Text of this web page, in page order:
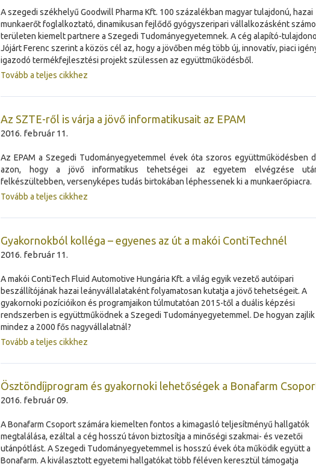
A szegedi székhelyű Goodwill Pharma Kft. 100 százalékban magyar tulajdonú, hazai
munkaerőt foglalkoztató, dinamikusan fejlődő gyógyszeripari vállalkozásként
területen kiemelt partnere a Szegedi Tudományegyetemnek. A cég alapító-
Jójárt Ferenc szerint a közös cél az, hogy a jövőben még több új, innovatív, piaci
igazodó termékfejlesztési projekt szülessen az együttműködésből.
Tovább a teljes cikkhez
Az SZTE-ről is várja a jövő informatikusait az EPAM
2016. február 11.
Az EPAM a Szegedi Tudományegyetemmel évek óta szoros együttműködésben
azon, hogy a jövő informatikus tehetségei az egyetem elvégzése
felkészültebben, versenyképes tudás birtokában léphessenek ki a munkaerőpiacra.
Tovább a teljes cikkhez
Gyakornokból kolléga – egyenes az út a makói ContiTechnél
2016. február 11.
A makói ContiTech Fluid Automotive Hungária Kft. a világ egyik vezető autóipari
beszállítójának hazai leányvállalataként folyamatosan kutatja a jövő tehetségeit. A
gyakornoki pozícióikon és programjaikon túlmutatóan 2015-től a duális képzési
rendszerben is együttműködnek a Szegedi Tudományegyetemmel. De hogyan zajlik
mindez a 2000 fős nagyvállalatnál?
Tovább a teljes cikkhez
Ösztöndíjprogram és gyakornoki lehetőségek a Bonafarm
2016. február 09.
A Bonafarm Csoport számára kiemelten fontos a kimagasló teljesítményű hallgatók
megtalálása, ezáltal a cég hosszú távon biztosítja a minőségi szakmai- és vezetői
utánpótlást. A Szegedi Tudományegyetemmel is hosszú évek óta működik együtt a
Bonafarm. A kiválasztott egyetemi hallgatókat több féléven keresztül támogatja